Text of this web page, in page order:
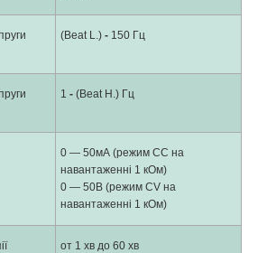
(Beat L.) - 150 Гц
1 - (Beat H.) Гц
0 ― 50мА (режим CC на
навантаженні 1 кОм)
0 ― 50В (режим CV на
навантаженні 1 кОм)
от 1 хв до 60 хв